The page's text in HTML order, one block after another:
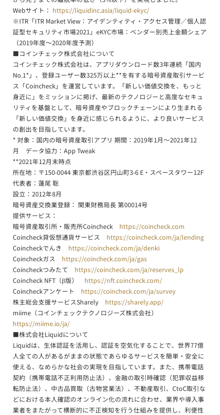
Webサイト： https://liquidinc.asia/liquid-ekyc/
※ITR「ITR Market View：アイデンティティ・アクセス管理／個人認
証型セキュリティ市場2021」eKYC市場：ベンダー別売上金額シェア
（2019年度～2020年度予測）
■コインチェック株式会社について
コインチェック株式会社は、アプリダウンロード数3年連続「国内
No.1*」、登録ユーザー数325万以上**を有する暗号資産取引サービ
ス「Coincheck」を運営しています。「新しい価値交換を、もっと
身近に」をミッションに掲げ、最新のテクノロジーと高度なセキュ
リティを基盤として、暗号資産やブロックチェーンにより生まれる
「新しい価値交換」を身近に感じられるように、より良いサービス
の創出を目指しています。
* 対象：国内の暗号資産取引アプリ 期間：2019年1月〜2021年12
月 データ協力：App Tweak
**2021年12月末時点
所在地：〒150-0044 東京都渋谷区円山町3-6 E・スペースタワー12F
代表者：蓮尾 聡
設立：2012年8月
暗号資産交換業登録： 関東財務局長 第00014号
提供サービス：
暗号資産取引所・販売所Coincheck https://coincheck.com
Coincheck貸仮想通貨サービス https://coincheck.com/ja/lending
Coincheckでんき https://coincheck.com/ja/denki
Coincheckガス https://coincheck.com/ja/gas
Coincheckつみたて https://coincheck.com/ja/reserves_lp
Coincheck NFT（β版） https://nft.coincheck.com/
Coincheckアンケート https://coincheck.com/ja/survey
株主総会支援サービスSharely https://sharely.app/
miime（コインチェックテクノロジーズ株式会社）
https://miime.io/ja/
■株式会社Liquidについて
Liquidは、生体認証を活用し、認証を空気化することで、世界77億
人全ての人があるがままの状態であらゆるサービスを簡単・安全に
使える、なめらかな社会の実現を目指しています。また、携帯電話
契約（携帯電話不正利用防止法）、金融の取引時確認（犯罪収益移
転防止法）、中古品買取（古物営業法）、不動産取引、CtoC取引な
どにおける本人確認のオンライン化の流れに合わせ、業界や導入事
業者をまたがって横断的に不正検知を行う仕組みを提供し、利便性